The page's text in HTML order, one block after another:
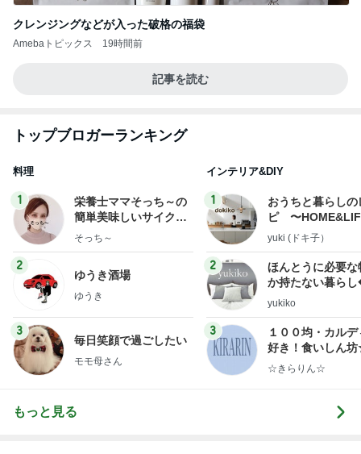
クレンジングなどが入った破格の福袋
Amebaトピックス 19時間前
記事を読む
トップブロガーランキング
料理
1
栄養士ママそっち～の
簡単美味しいサイクル
献立
そっち～
2
ゆうき酒場
ゆうき
3
毎日笑顔で過ごしたい
モモ母さん
インテリア&DIY
1
おうちと暮らしの
ピ 〜
yuki (ドキ子）
2
ほんとうに必要な
か持たない暮ら
ep Life Simple◆
yukiko
3
１００均・カルデ
好き！食いしん
らりん☆のブログ
☆きらりん☆
もっと見る